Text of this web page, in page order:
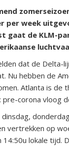
per week
gaat de KLM-
dat de Delta-
Nu hebben de
Atlanta is
corona vloog
vertrekken op
lokale tijd.